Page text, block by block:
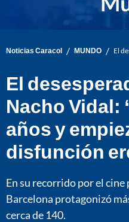
Noticias Caracol / MUNDO / El
El
Nacho Vidal:
años y
disfunción
En su recorrido por el
Barcelona protagonizó
cerca de 140.